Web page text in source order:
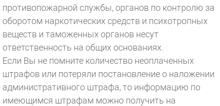
противопожарной службы, органов по контролю за
оборотом наркотических средств и психотропных
веществ и таможенных органов несут
ответственность на общих основаниях.
Если Вы не помните количество неоплаченных
штрафов или потеряли постановление о наложении
административного штрафа, то информацию по
имеющимся штрафам можно получить на